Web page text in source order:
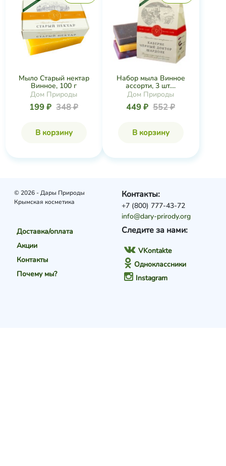
Мыло Старый нектар
Винное, 100 г
Дом Природы
199 ₽ 348 ₽
В корзину
Набор мыла Винное
ассорти, 3 шт....
Дом Природы
449 ₽ 552 ₽
В корзину
© 2026 - Дары Природы
Крымская косметика
Доставка/оплата
Акции
Контакты
Почему мы?
Следите за нами:
VKontakte
Одноклассники
Instagram
Контакты:
+7 (800) 777-43-72
info@dary-prirody.org